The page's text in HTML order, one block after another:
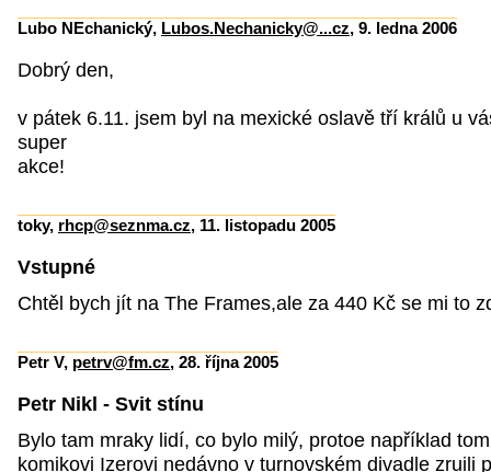
Lubo NEchanický, Lubos.Nechanicky@...cz, 9. ledna 2006
Dobrý den,
v pátek 6.11. jsem byl na mexické oslavě tří králů u
super
akce!
toky, rhcp@seznma.cz, 11. listopadu 2005
Vstupné
Chtěl bych jít na The Frames,ale za 440 Kč se mi to
Petr V, petrv@fm.cz, 28. října 2005
Petr Nikl - Svit stínu
Bylo tam mraky lidí, co bylo milý, protoe například
komikovi Izerovi nedávno v turnovském divadle zruili